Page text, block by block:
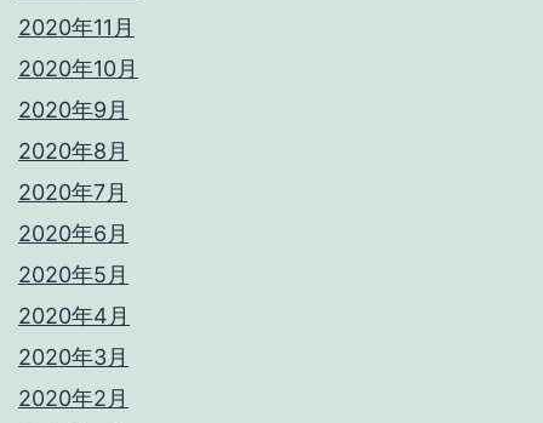
2020年11月
2020年10月
2020年9月
2020年8月
2020年7月
2020年6月
2020年5月
2020年4月
2020年3月
2020年2月